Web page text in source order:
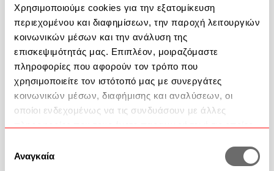
Χρησιμοποιούμε cookies για την εξατομίκευση
περιεχομένου και διαφημίσεων, την παροχή λειτουργιών
κοινωνικών μέσων και την ανάλυση της
επισκεψιμότητάς μας. Επιπλέον, μοιραζόμαστε
πληροφορίες που αφορούν τον τρόπο που
χρησιμοποιείτε τον ιστότοπό μας με συνεργάτες
κοινωνικών μέσων, διαφήμισης και αναλύσεων, οι
οποίοι ενδεχομένως να τις συνδυάσουν με άλλες
των υπηρεσιών τους.
συγκατάθεσης
Αναγκαία
ώρες
Μεταφορικά
Ποσότητα
Προσθήκη στο καλάθι
Περιγραφή Προϊόντος